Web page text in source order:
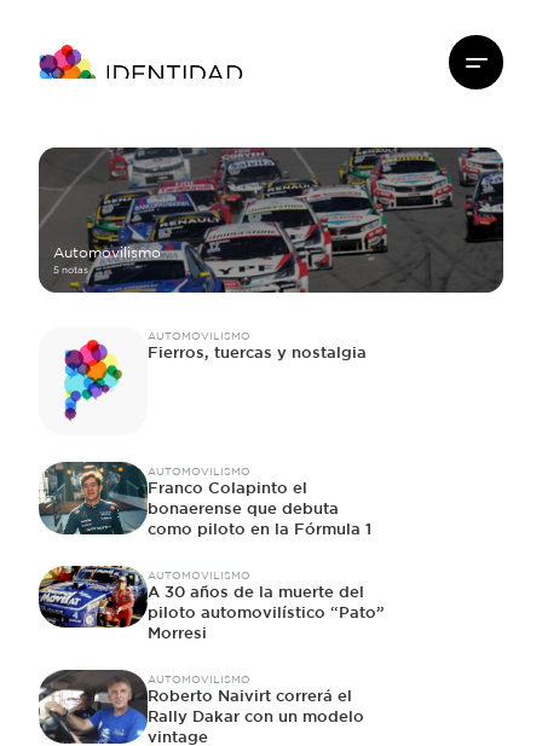
Automovilismo
5 notas
AUTOMOVILISMO
Fierros, tuercas y nostalgia
AUTOMOVILISMO
Franco Colapinto el
bonaerense que debuta
como piloto en la Fórmula 1
AUTOMOVILISMO
A 30 años de la muerte del
piloto automovilístico “Pato”
Morresi
AUTOMOVILISMO
Roberto Naivirt correrá el
Rally Dakar con un modelo
vintage